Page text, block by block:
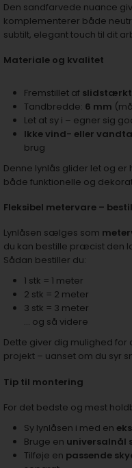
Den sandfarvede nuance
komplementerer både
subtilt, elegant touch til dit
Materiale og kvalitet
Fremstillet af slidstærkt
Tandbredde: 6 mm
Let at sy i – egner sig
Ikke vind- eller
brug
Denne lynlås glider let og
både funktionelle og
Fleksibel metervare –
Lynlåsen sælges som
du kan bestille præcist den
Sådan bestiller du:
1 stk = 1 meter
2 stk = 2 meter
3 stk = 3 meter
… og så videre
Dette giver dig mulighed
projekt – uanset om du syr
Tip til montering
For det bedste og mest
Sy lynlåsen i med en
Bruge en universalnål
Tilføje en passende